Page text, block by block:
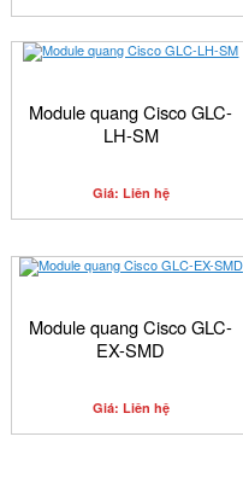
Module quang Cisco GLC-
LH-SM
Giá: Liên hệ
Module quang Cisco GLC-
EX-SMD
Giá: Liên hệ